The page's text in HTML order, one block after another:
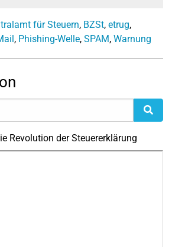
für Steuern, BZSt, etrug,
, Phishing-Welle, SPAM, Warnung
Revolution der Steuererklärung